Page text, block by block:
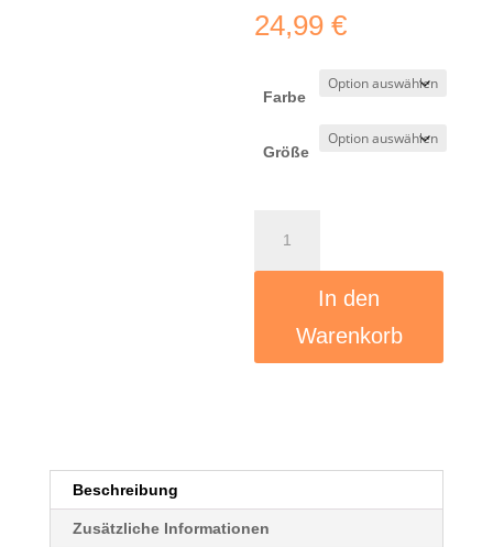
24,99€
Farbe
Größe
lauter
start.button.jetzt
Shirt
In den
Warenkorb
Beschreibung
Zusätzliche Informationen